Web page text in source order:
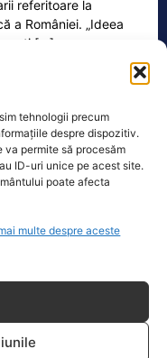
tehnologii precum
despre dispozitiv.
permite să procesăm
ID-uri unice pe acest site.
poate afecta
multe despre aceste
referitoare la
a României. „Ideea
[...]
către brațul
scufundate vineri, 7
au intrat în linie